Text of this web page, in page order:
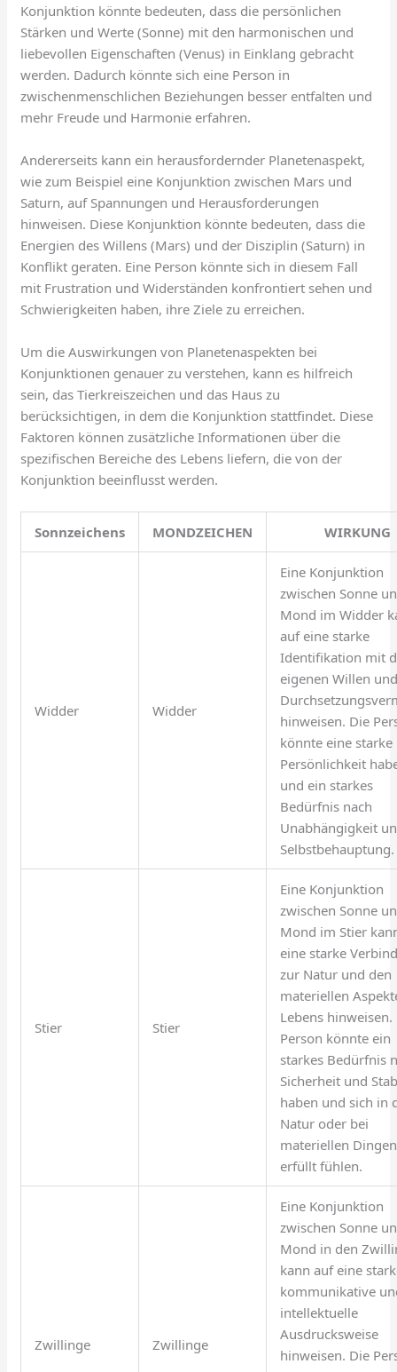
Konjunktion könnte bedeuten, dass die persönlichen
Stärken und Werte (Sonne) mit den harmonischen und
liebevollen Eigenschaften (Venus) in Einklang gebracht
werden. Dadurch könnte sich eine Person in
zwischenmenschlichen Beziehungen besser entfalten und
mehr Freude und Harmonie erfahren.
Andererseits kann ein herausfordernder Planetenaspekt,
wie zum Beispiel eine Konjunktion zwischen Mars und
Saturn, auf Spannungen und Herausforderungen
hinweisen. Diese Konjunktion könnte bedeuten, dass die
Energien des Willens (Mars) und der Disziplin (Saturn) in
Konflikt geraten. Eine Person könnte sich in diesem Fall
mit Frustration und Widerständen konfrontiert sehen und
Schwierigkeiten haben, ihre Ziele zu erreichen.
Um die Auswirkungen von Planetenaspekten bei
Konjunktionen genauer zu verstehen, kann es hilfreich
sein, das Tierkreiszeichen und das Haus zu
berücksichtigen, in dem die Konjunktion stattfindet. Diese
Faktoren können zusätzliche Informationen über die
spezifischen Bereiche des Lebens liefern, die von der
Konjunktion beeinflusst werden.
Sonnzeichens MONDZEICHEN WIRKUNG
Widder Widder
Eine Konjunktion
zwischen Sonne
Mond im Widder
auf eine starke
Identifikation mit
eigenen Willen
hinweisen. Die
könnte eine starke
Persönlichkeit
und ein starkes
Bedürfnis nach
Unabhängigkeit
Selbstbehauptung.
Stier Stier
Eine Konjunktion
zwischen Sonne
Mond im Stier
eine starke
zur Natur und den
materiellen
Lebens hinweisen.
Person könnte ein
starkes Bedürfnis
Sicherheit und
haben und sich in
Natur oder bei
materiellen Dingen
erfüllt fühlen.
Zwillinge Zwillinge
Eine Konjunktion
zwischen Sonne
Mond in den
kann auf eine
kommunikative
intellektuelle
Ausdrucksweise
hinweisen. Die